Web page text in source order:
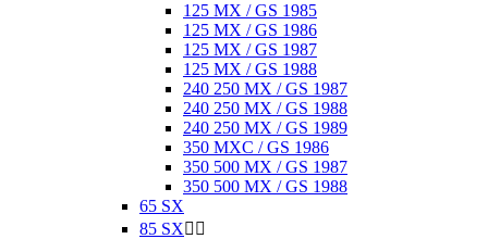
125 MX / GS 1985
125 MX / GS 1986
125 MX / GS 1987
125 MX / GS 1988
240 250 MX / GS 1987
240 250 MX / GS 1988
240 250 MX / GS 1989
350 MXC / GS 1986
350 500 MX / GS 1987
350 500 MX / GS 1988
65 SX
85 SX 